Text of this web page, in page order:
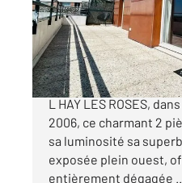
Appartement F2 à
179 000
DERNIER ETAGE AVEC
L HAY LES ROSES,
2006, ce charmant 2
sa luminosité sa
exposée plein ouest,
entièrement dégagée